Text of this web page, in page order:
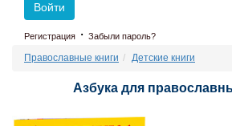
Войти
Регистрация · Забыли пароль?
Православные книги Детские книги
Азбука для